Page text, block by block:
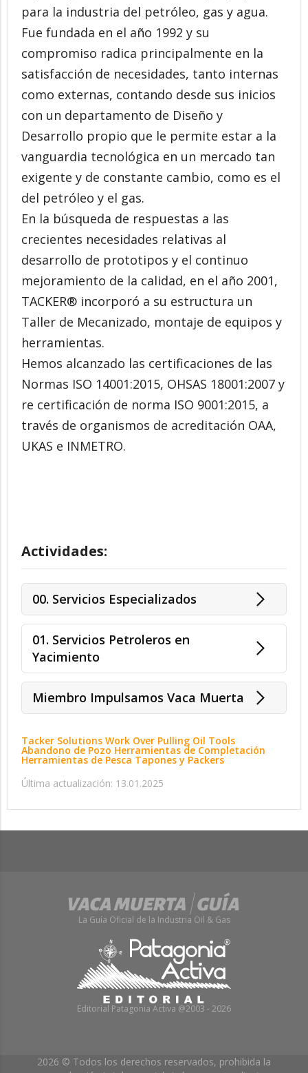
para la industria del petróleo, gas y agua.
Fue fundada en el año 1992 y su
compromiso radica principalmente en la
satisfacción de necesidades, tanto internas
como externas, contando desde sus inicios
con un departamento de Diseño y
Desarrollo propio que le permite estar a la
vanguardia tecnológica en un mercado tan
exigente y de constante cambio, como es el
del petróleo y el gas.
En la búsqueda de respuestas a las
crecientes necesidades relativas al
desarrollo de prototipos y el continuo
mejoramiento de la calidad, en el año 2001,
TACKER® incorporó a su estructura un
Taller de Mecanizado, montaje de equipos y
herramientas.
Hemos alcanzado las certificaciones de las
Normas ISO 14001:2015, OHSAS 18001:2007 y
re certificación de norma ISO 9001:2015, a
través de organismos de acreditación OAA,
UKAS e INMETRO.
Actividades:
00. Servicios Especializados
01. Servicios Petroleros en
Yacimiento
Miembro Impulsamos Vaca Muerta
Tacker Solutions Work Over Pulling Oil Tools
Abandono de Pozo Herramientas de Completación
Herramientas de Pesca Tapones y Packers
Última actualización: 13.01.2025
La Guía Oficial de la Industria Oil & Gas
Editorial Patagonia Activa @2003 - 2026
2026 © Todos los derechos reservados, prohibida la